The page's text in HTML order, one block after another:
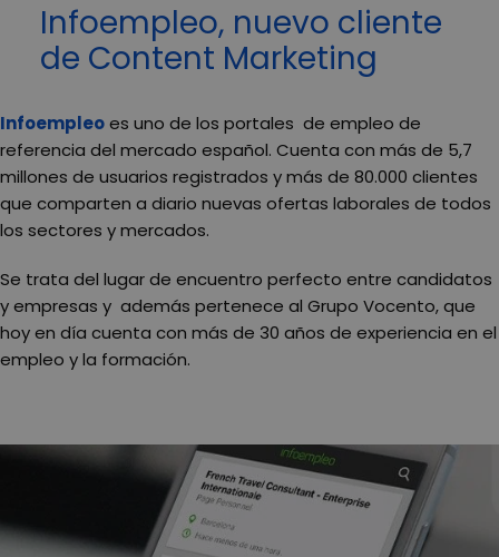
Infoempleo, nuevo cliente
de Content Marketing
Infoempleoes uno de los portales de empleo de
referencia del mercado español. Cuenta con más de 5,7
millones de usuarios registrados y más de 80.000 clientes
que comparten a diario nuevas ofertas laborales de todos
los sectores y mercados.
Se trata del lugar de encuentro perfecto entre candidatos
y empresas y además pertenece al Grupo Vocento, que
hoy en día cuenta con más de 30 años de experiencia en el
empleo y la formación.